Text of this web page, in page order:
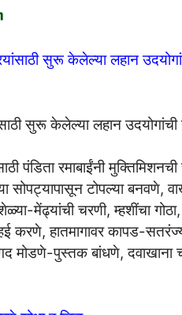
सुरू केलेल्या लहान
सुरू केलेल्या लहान उदयोगांची
पंडिता रमाबाईंनी
टोपल्या बनवणे,
मेंढ्यांची चरणी, म्हशींचा
करणे, हातमागावर कापड-
मोडणे-पुस्तक बांधणे,